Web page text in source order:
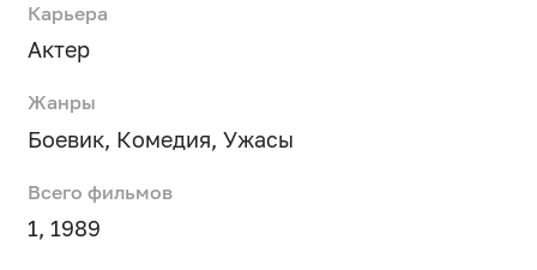
Карьера
Актер
Жанры
Боевик, Комедия, Ужасы
Всего фильмов
1, 1989